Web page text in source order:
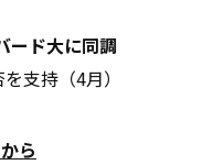
ード大に同調
支持（4月）
ら